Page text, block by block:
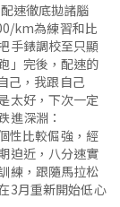
速徹底拋諸腦
km為練習和比
手錶調校至只顯
」完後，配速的
己，我跟自己
太好，下次一定
進深淵：
性比較倔強，經
迫近，八分速實
練，跟隨馬拉松
3月重新開始低心